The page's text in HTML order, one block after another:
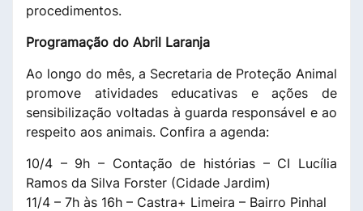
procedimentos.
Programação do Abril Laranja
Ao longo do mês, a Secretaria de Proteção Animal
promove atividades educativas e ações de
sensibilização voltadas à guarda responsável e ao
respeito aos animais. Confira a agenda:
10/4 – 9h – Contação de histórias – CI Lucília
Ramos da Silva Forster (Cidade Jardim)
11/4 – 7h às 16h – Castra+ Limeira – Bairro Pinhal